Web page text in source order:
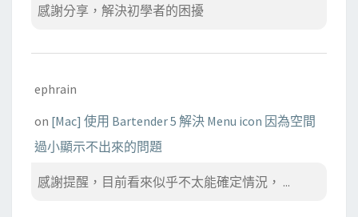
感謝分享，解決初學者的困擾
ephrain
on [Mac] 使用 Bartender 5 解決 Menu icon 因為空間
過小顯示不出來的問題
感謝提醒，目前看來似乎不太能確定情況， ...